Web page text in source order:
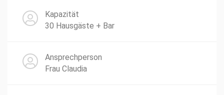
Kapazität
30 Hausgäste + Bar
Ansprechperson
Frau Claudia